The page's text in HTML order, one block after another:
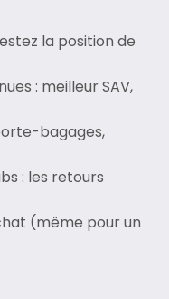
la position de
: meilleur SAV,
bagages,
: les retours
(même pour un